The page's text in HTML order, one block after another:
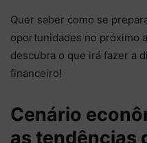
Quer saber como se
oportunidades no próximo
descubra o que irá fazer a
financeiro!
Cenário
as tendências